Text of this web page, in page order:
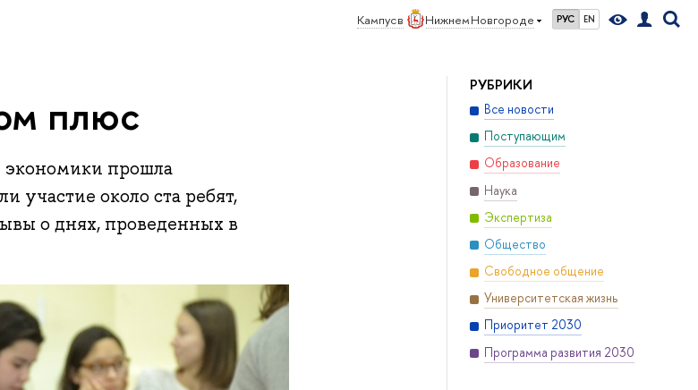
Кампус в Нижнем Новгороде РУС EN
РУБРИКИ
Все новости
Поступающим
Образование
Наука
Экспертиза
Общество
Свободное общение
Университетская жизнь
Приоритет 2030
Программа развития 2030
плюс
прошла
участие около ста ребят,
о днях, проведенных в